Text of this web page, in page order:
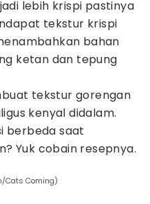
lebih krispi pastinya
tekstur krispi
bahan
ketan dan tepung
tekstur gorengan
kenyal didalam.
berbeda saat
Yuk cobain resepnya.
Cats Coming)